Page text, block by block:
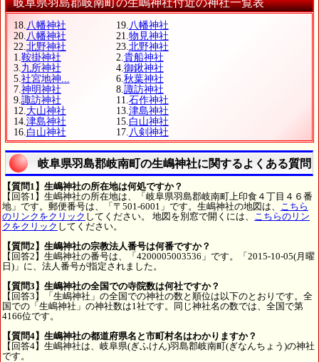
岐阜県羽島郡岐南町の生嶋神社付近の神社一覧表
18. 八幡神社 19. 八幡神社
20. 八幡神社 21. 物見神社
22. 北野神社 23. 北野神社
1. 鞍掛神社 2. 貴船神社
3. 九所神社 4. 御鍬神社
5. 社宮地神... 6. 秋葉神社
7. 神明神社 8. 諏訪神社
9. 諏訪神社 11. 石作神社
12. 大山神社 13. 津島神社
14. 津島神社 15. 白山神社
16. 白山神社 17. 八剣神社
岐阜県羽島郡岐南町の生嶋神社に関するよくある質問
【質問1】生嶋神社の所在地は何処ですか？
【回答1】生嶋神社の所在地は、「岐阜県羽島郡岐南町上印食４丁目４６番
地」です。郵便番号は、「〒501-6001」です。生嶋神社の地図は、
こちら
のリンクをクリック してください。 地図を別窓で開くには、
こちらのリン
クをクリック してください。
【質問2】生嶋神社の宗教法人番号は何番ですか？
【回答2】生嶋神社の番号は、「4200005003536」です。「2015-10-05(月曜
日)」に、法人番号が指定されました。
【質問3】生嶋神社の全国での寺院数は何社ですか？
【回答3】「生嶋神社」の全国での神社の数と順位は以下のとおりです。全
国での「生嶋神社」の神社数は1社です。同じ神社名の数では、全国で第
4166位です。
【質問4】生嶋神社の都道府県名と市町村名はわかりますか？
【回答4】生嶋神社は、岐阜県(ぎふけん)羽島郡岐南町(ぎなんちょう)の神社
です。